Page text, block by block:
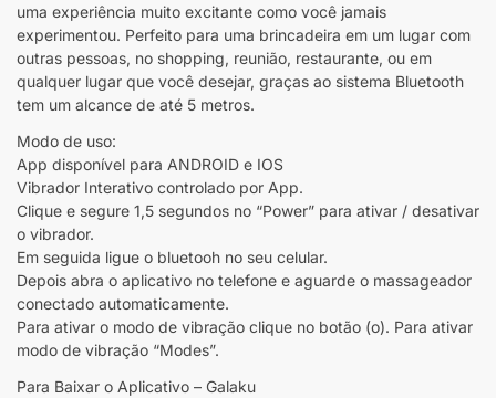
uma experiência muito excitante como você jamais
experimentou. Perfeito para uma brincadeira em um lugar com
outras pessoas, no shopping, reunião, restaurante, ou em
qualquer lugar que você desejar, graças ao sistema Bluetooth
tem um alcance de até 5 metros.
Modo de uso:
App disponível para ANDROID e IOS
Vibrador Interativo controlado por App.
Clique e segure 1,5 segundos no “Power” para ativar / desativar
o vibrador.
Em seguida ligue o bluetooh no seu celular.
Depois abra o aplicativo no telefone e aguarde o massageador
conectado automaticamente.
Para ativar o modo de vibração clique no botão (o). Para ativar
modo de vibração “Modes”.
Para Baixar o Aplicativo – Galaku